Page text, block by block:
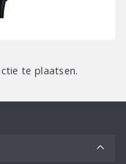
te plaatsen.